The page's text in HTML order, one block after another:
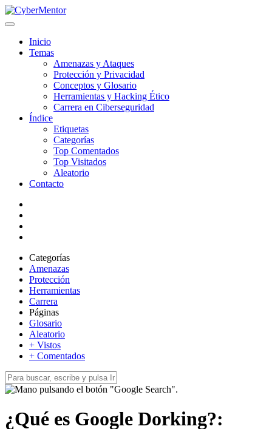
Inicio
Temas
Amenazas y Ataques
Protección y Privacidad
Conceptos y Glosario
Herramientas y Hacking Ético
Carrera en Ciberseguridad
Índice
Etiquetas
Categorías
Top Comentados
Top Visitados
Aleatorio
Contacto
Categorías
Amenazas
Protección
Herramientas
Carrera
Páginas
Glosario
Aleatorio
+ Vistos
+ Comentados
¿Qué es Google Dorking?: